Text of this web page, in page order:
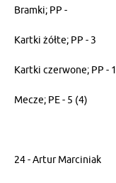
Bramki; PP -
Kartki żółte; PP - 3
Kartki czerwone; PP - 1
Mecze; PE - 5 (4)
24 - Artur Marciniak